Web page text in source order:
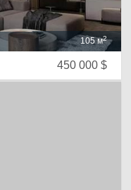
105 м2
450 000 $